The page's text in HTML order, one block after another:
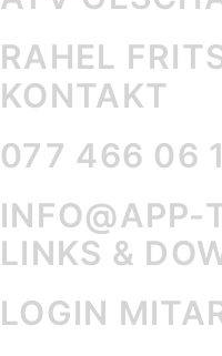
RAHEL
KONTAKT
077 466 06
INFO@APP-
LINKS &
LOGIN